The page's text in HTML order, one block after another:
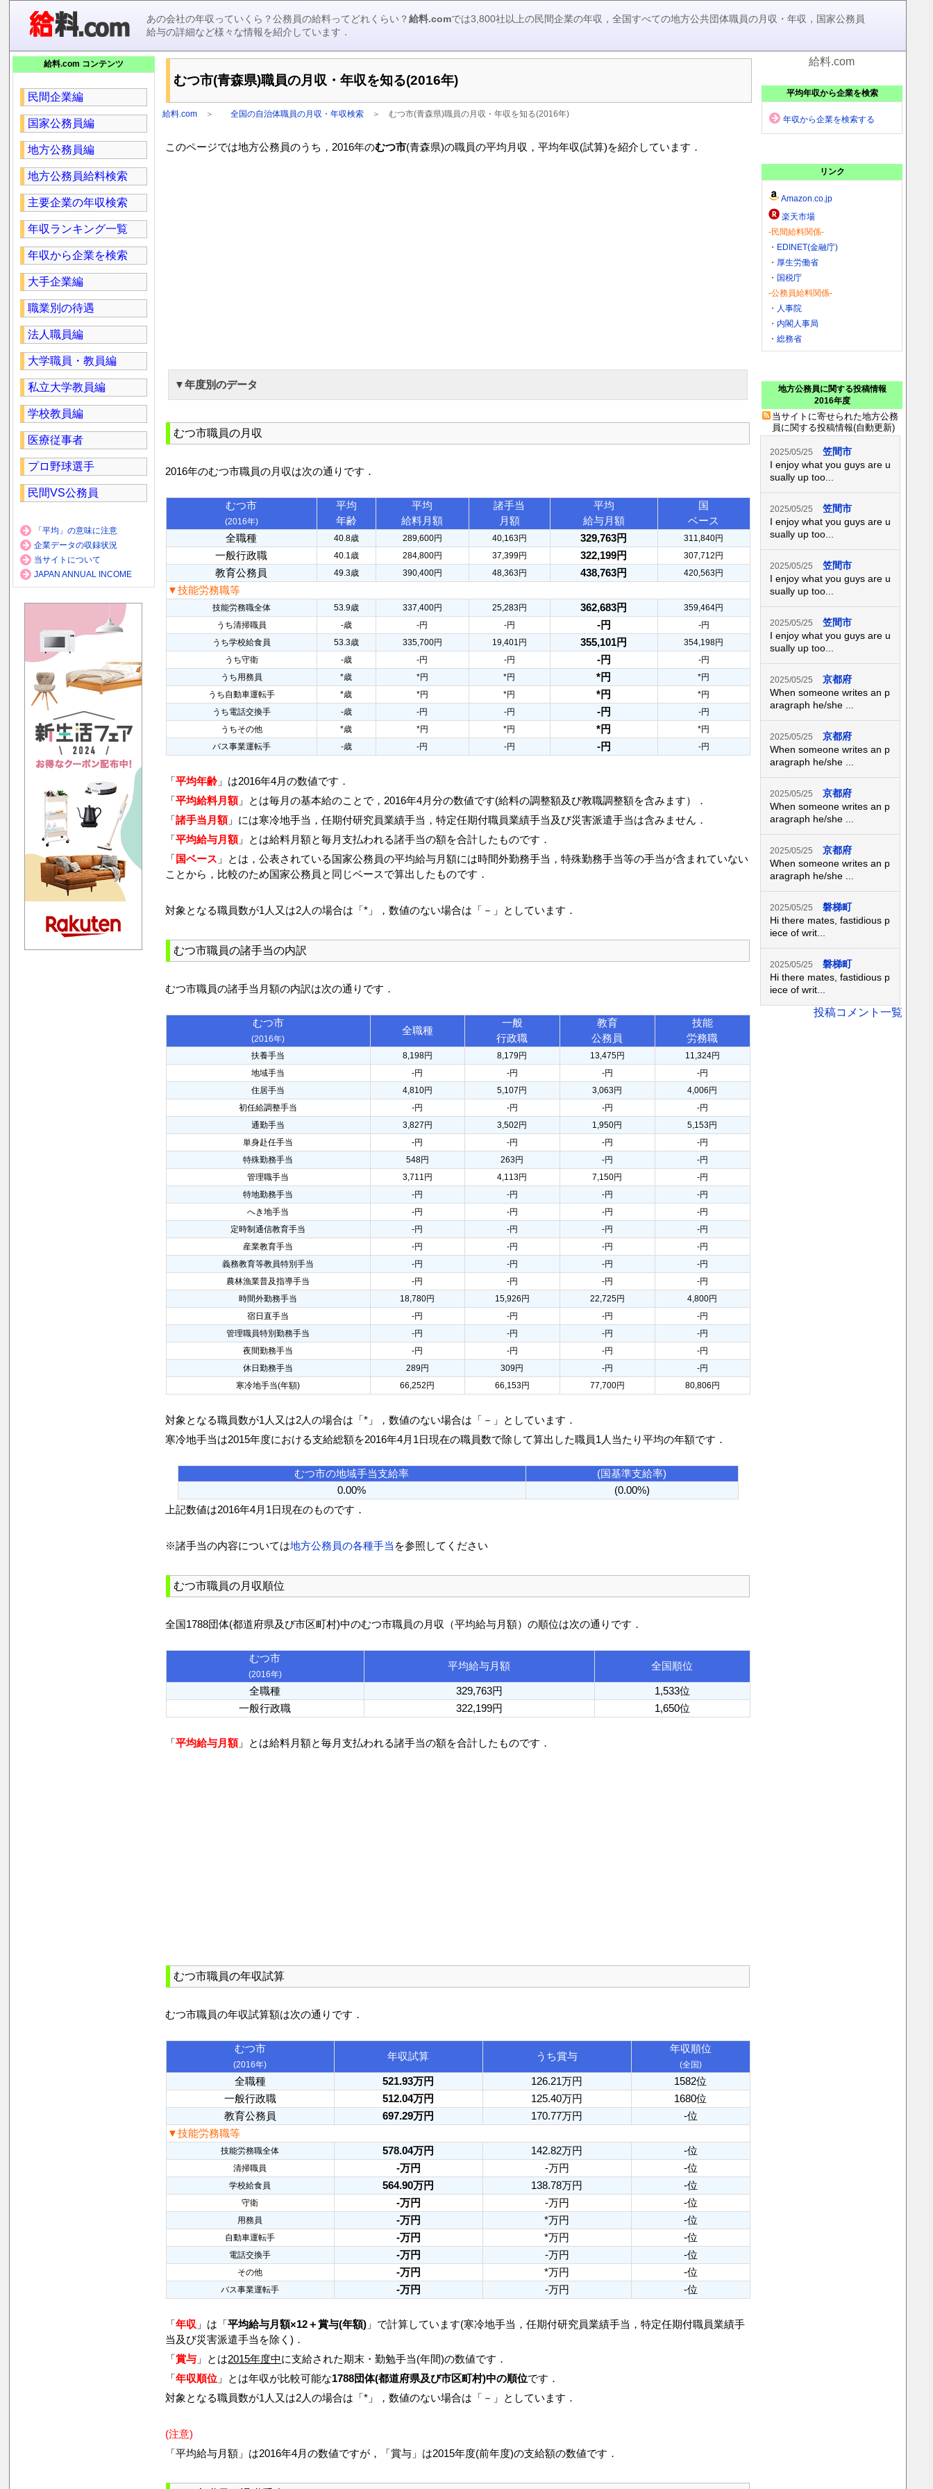
あの会社の年収っていくら？公務員の給料ってどれくらい？給料.comでは3,800社以上の民間企業の年収，全国すべての地方公共団体職員の月収・年収，国家公務員
給与の詳細など様々な情報を紹介しています．
むつ市(青森県)職員の月収・年収を知る(2016年)
給料.com ＞ 全国の自治体職員の月収・年収検索 ＞むつ市(青森県)職員の月収・年収を知る(2016年)
このページでは地方公務員のうち，2016年のむつ市(青森県)の職員の平均月収，平均年収(試算)を紹介しています．
▼年度別のデータ
むつ市職員の月収
2016年のむつ市職員の月収は次の通りです．
むつ市
(2016年)
平均
年齢
平均
給料月額
諸手当
月額
平均
給与月額
国
ベース
全職種
40.8歳 289,600円 40,163円 329,763円 311,840円
一般行政職 40.1歳 284,800円 37,399円 322,199円 307,712円
教育公務員 49.3歳 390,400円 48,363円 438,763円 420,563円
▼技能労務職等
技能労務職全体 53.9歳 337,400円 25,283円 362,683円
359,464円
うち清掃職員
-歳 -円 -円 -円
-円
うち学校給食員
53.3歳 335,700円 19,401円 355,101円
354,198円
うち守衛
-歳 -円 -円 -円
-円
うち用務員
*歳 *円 *円 *円
*円
うち自動車運転手
*歳 *円 *円 *円
*円
うち電話交換手
-歳 -円 -円 -円
-円
うちその他
*歳 *円 *円 *円
*円
バス事業運転手
-歳 -円 -円 -円 -円
「平均年齢」は2016年4月の数値です．
「平均給料月額」とは毎月の基本給のことで，2016年4月分の数値です(給料の調整額及び教職調整額を含みます）．
「諸手当月額」には寒冷地手当，任期付研究員業績手当，特定任期付職員業績手当及び災害派遣手当は含みません．
「平均給与月額」とは給料月額と毎月支払われる諸手当の額を合計したものです．
「国ベース 」とは，公表されている国家公務員の平均給与月額には時間外勤務手当，特殊勤務手当等の手当が含まれていない
ことから，比較のため国家公務員と同じベースで算出したものです．
対象となる職員数が1人又は2人の場合は「*」，数値のない場合は「－」としています．
むつ市職員の諸手当の内訳
むつ市職員の諸手当月額の内訳は次の通りです．
むつ市
(2016年)
全職種
一般
行政職
教育
公務員
技能
労務職
扶養手当 8,198円 8,179円 13,475円
11,324円
地域手当
-円 -円 -円
-円
住居手当
4,810円 5,107円 3,063円
4,006円
初任給調整手当
-円 -円 -円
-円
通勤手当
3,827円 3,502円 1,950円
5,153円
単身赴任手当
-円 -円 -円
-円
特殊勤務手当
548円 263円 -円
-円
管理職手当
3,711円 4,113円 7,150円
-円
特地勤務手当
-円 -円 -円
-円
へき地手当
-円 -円 -円
-円
定時制通信教育手当
-円 -円 -円
-円
産業教育手当
-円 -円 -円
-円
義務教育等教員特別手当
-円 -円 -円
-円
農林漁業普及指導手当
-円 -円 -円
-円
時間外勤務手当
18,780円 15,926円 22,725円
4,800円
宿日直手当
-円 -円 -円
-円
管理職員特別勤務手当
-円 -円 -円
-円
夜間勤務手当
-円 -円 -円
-円
休日勤務手当
289円 309円 -円
-円
寒冷地手当(年額)
66,252円 66,153円 77,700円 80,806円
対象となる職員数が1人又は2人の場合は「*」，数値のない場合は「－」としています．
寒冷地手当は2015年度における支給総額を2016年4月1日現在の職員数で除して算出した職員1人当たり平均の年額です．
むつ市の地域手当支給率
(国基準支給率)
0.00%
(0.00%)
上記数値は2016年4月1日現在のものです．
※諸手当の内容については地方公務員の各種手当 を参照してください
むつ市職員の月収順位
全国1788団体(都道府県及び市区町村)中のむつ市職員の月収（平均給与月額）の順位は次の通りです．
むつ市
(2016年)
平均給与月額 全国順位
全職種 329,763円
1,533位
一般行政職
322,199円 1,650位
「平均給与月額」とは給料月額と毎月支払われる諸手当の額を合計したものです．
むつ市職員の年収試算
むつ市職員の年収試算額は次の通りです．
むつ市
(2016年)
年収試算 うち賞与
年収順位
(全国)
全職種 521.93万円 126.21万円
1582位
一般行政職
512.04万円 125.40万円
1680位
教育公務員
697.29万円 170.77万円
-位
▼技能労務職等
技能労務職全体 578.04万円 142.82万円 -位
清掃職員 -万円 -万円 -位
学校給食員 564.90万円 138.78万円 -位
守衛 -万円 -万円 -位
用務員 -万円 *万円 -位
自動車運転手 -万円 *万円 -位
電話交換手 -万円 -万円 -位
その他 -万円 *万円 -位
バス事業運転手 -万円 -万円 -位
「年収 」は「平均給与月額×12＋賞与(年額) 」で計算しています(寒冷地手当，任期付研究員業績手当，特定任期付職員業績手
当及び災害派遣手当を除く)．
「賞与 」とは2015年度中に支給された期末・勤勉手当(年間)の数値です．
「年収順位 」とは年収が比較可能な1788団体(都道府県及び市区町村)中の順位です．
対象となる職員数が1人又は2人の場合は「*」，数値のない場合は「－」としています．
(注意)
「平均給与月額」は2016年4月の数値ですが，「賞与」は2015年度(前年度)の支給額の数値です．
給料.com コンテンツ
民間企業編
国家公務員編
地方公務員編
地方公務員給料検索
主要企業の年収検索
年収ランキング一覧
年収から企業を検索
大手企業編
職業別の待遇
法人職員編
大学職員・教員編
私立大学教員編
学校教員編
医療従事者
プロ野球選手
民間VS公務員
「平均」の意味に注意
企業データの収録状況
当サイトについて
JAPAN ANNUAL INCOME
給料.com
平均年収から企業を検索
年収から企業を検索する
リンク
Amazon.co.jp
楽天市場
-民間給料関係-
・ EDINET(金融庁)
・ 厚生労働省
・ 国税庁
-公務員給料関係-
・ 人事院
・ 内閣人事局
・総務省
地方公務員に関する投稿情報
2016年度
当サイトに寄せられた地方公務
員に関する投稿情報(自動更新)
2025/05/25
笠間市
I enjoy what you guys are u
sually up too...
2025/05/25
笠間市
I enjoy what you guys are u
sually up too...
2025/05/25
笠間市
I enjoy what you guys are u
sually up too...
2025/05/25
笠間市
I enjoy what you guys are u
sually up too...
2025/05/25
京都府
When someone writes an p
aragraph he/she ...
2025/05/25
京都府
When someone writes an p
aragraph he/she ...
2025/05/25
京都府
When someone writes an p
aragraph he/she ...
2025/05/25
京都府
When someone writes an p
aragraph he/she ...
2025/05/25
磐梯町
Hi there mates, fastidious p
iece of writ...
2025/05/25
磐梯町
Hi there mates, fastidious p
iece of writ...
投稿コメント一覧